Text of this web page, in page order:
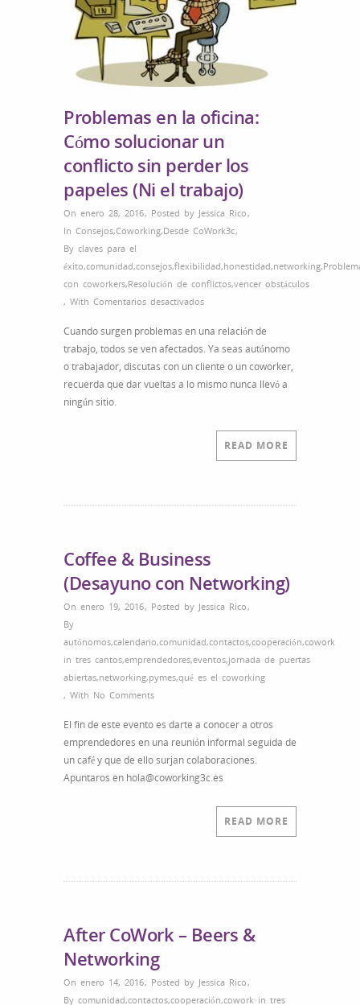
Problemas en la oficina:
Cómo solucionar un
conflicto sin perder los
papeles (Ni el trabajo)
On enero 28, 2016, Posted by Jessica Rico ,
In Consejos,Coworking,Desde CoWork3c,
By claves para el
éxito,comunidad,consejos,flexibilidad,honestidad,networking,
con coworkers,Resolución de conflictos,vencer obstáculos
, With Comentarios desactivadosen
en
la
oficina:
Cómo
conflicto
trabajo)
Cuando surgen problemas en una relación de
trabajo, todos se ven afectados. Ya seas autónomo
o trabajador, discutas con un cliente o un coworker,
recuerda que dar vueltas a lo mismo nunca llevó a
ningún sitio.
READ MORE
Coffee & Business
(Desayuno con Networking)
On enero 19, 2016, Posted by Jessica Rico ,
By
autónomos,calendario,comunidad,contactos,cooperación,cowork
in tres cantos,emprendedores,eventos,jornada de puertas
abiertas,networking,pymes,qué es el coworking
, With No Comments
El fin de este evento es darte a conocer a otros
emprendedores en una reunión informal seguida de
un café y que de ello surjan colaboraciones.
Apuntaros en hola@coworking3c.es
READ MORE
After CoWork – Beers &
Networking
On enero 14, 2016, Posted by Jessica Rico ,
By comunidad,contactos,cooperación,cowork in tres